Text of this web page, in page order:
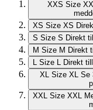
XXS Size
XS Size XS
S Size S Direkt
M Size M Direkt
L Size L Direkt
XL Size XL Se
XXL Size XXL